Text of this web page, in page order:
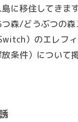
に移住してきま
つ森/どうぶつの
）のエレフ
条件）について